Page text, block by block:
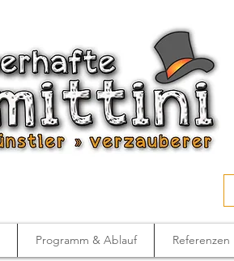
Programm & Ablauf Referenzen